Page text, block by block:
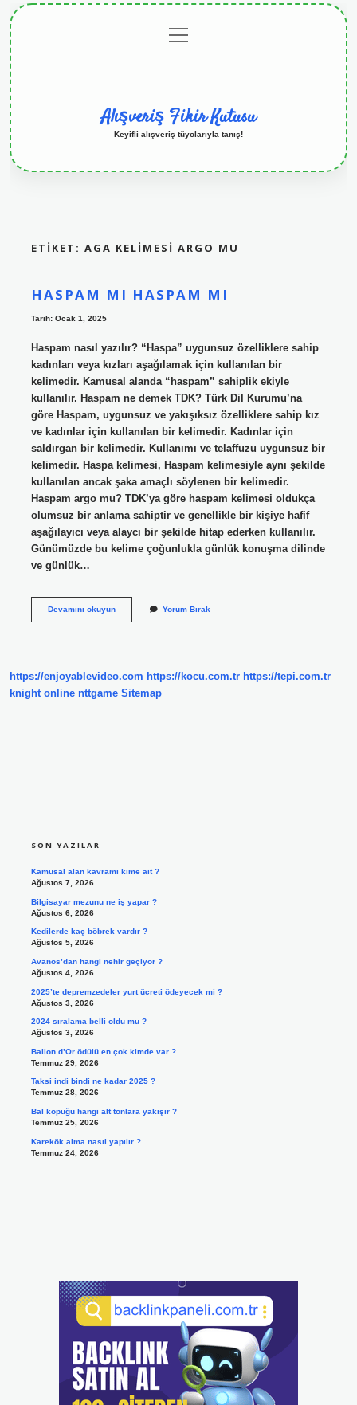
menüyü
aç
Alışveriş Fikir Kutusu
Keyifli alışveriş tüyolarıyla tanış!
ETIKET: AGA KELIMESI ARGO MU
HASPAM MI HASPAM MI
Tarih: Ocak 1, 2025
Haspam nasıl yazılır? “Haspa” uygunsuz özelliklere sahip
kadınları veya kızları aşağılamak için kullanılan bir
kelimedir. Kamusal alanda “haspam” sahiplik ekiyle
kullanılır. Haspam ne demek TDK? Türk Dil Kurumu’na
göre Haspam, uygunsuz ve yakışıksız özelliklere sahip kız
ve kadınlar için kullanılan bir kelimedir. Kadınlar için
saldırgan bir kelimedir. Kullanımı ve telaffuzu uygunsuz bir
kelimedir. Haspa kelimesi, Haspam kelimesiyle aynı şekilde
kullanılan ancak şaka amaçlı söylenen bir kelimedir.
Haspam argo mu? TDK’ya göre haspam kelimesi oldukça
olumsuz bir anlama sahiptir ve genellikle bir kişiye hafif
aşağılayıcı veya alaycı bir şekilde hitap ederken kullanılır.
Günümüzde bu kelime çoğunlukla günlük konuşma dilinde
ve günlük…
Devamını okuyunHaspam
Yorum Bırak
https://enjoyablevideo.com https://kocu.com.tr https://tepi.com.tr
knight online nttgame Sitemap
SON YAZILAR
Kamusal alan kavramı kime ait ?
Ağustos 7, 2026
Bilgisayar mezunu ne iş yapar ?
Ağustos 6, 2026
Kedilerde kaç böbrek vardır ?
Ağustos 5, 2026
Avanos’dan hangi nehir geçiyor ?
Ağustos 4, 2026
2025’te depremzedeler yurt ücreti ödeyecek mi ?
Ağustos 3, 2026
2024 sıralama belli oldu mu ?
Ağustos 3, 2026
Ballon d’Or ödülü en çok kimde var ?
Temmuz 29, 2026
Taksi indi bindi ne kadar 2025 ?
Temmuz 28, 2026
Bal köpüğü hangi alt tonlara yakışır ?
Temmuz 25, 2026
Karekök alma nasıl yapılır ?
Temmuz 24, 2026